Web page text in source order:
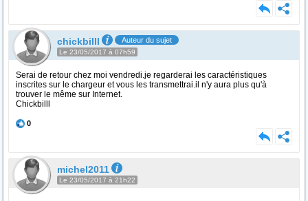
chickbilll Auteur du sujet
Le 23/05/2017 à 07h59
Serai de retour chez moi vendredi.je regarderai les caractéristiques
inscrites sur le chargeur et vous les transmettrai.il n'y aura plus qu'à
trouver le même sur Internet.
Chickbilll
0
michel2011
Le 23/05/2017 à 21h22